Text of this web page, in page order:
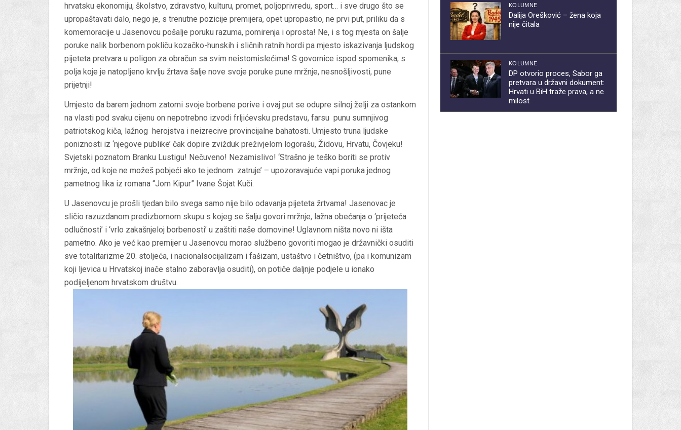
hrvatsku ekonomiju, školstvo, zdravstvo, kulturu, promet, poljoprivredu, sport… i sve drugo što se
upropaštavati dalo, nego je, s trenutne pozicije premijera, opet upropastio, ne prvi put, priliku da s
komemoracije u Jasenovcu pošalje poruku razuma, pomirenja i oprosta! Ne, i s tog mjesta on šalje
poruke nalik borbenom pokliču kozačko-hunskih i sličnih ratnih hordi pa mjesto iskazivanja ljudskog
pijeteta pretvara u poligon za obračun sa svim neistomislećima! S govornice ispod spomenika, s
polja koje je natopljeno krvlju žrtava šalje nove svoje poruke pune mržnje, nesnošljivosti, pune
prijetnji!
Umjesto da barem jednom zatomi svoje borbene porive i ovaj put se odupre silnoj želji za ostankom
na vlasti pod svaku cijenu on nepotrebno izvodi frljićevsku predstavu, farsu punu sumnjivog
patriotskog kiča, lažnog herojstva i neizrecive provincijalne bahatosti. Umjesto truna ljudske
poniznosti iz ‘njegove publike’ čak dopire zvižduk preživjelom logorašu, Židovu, Hrvatu, Čovjeku!
Svjetski poznatom Branku Lustigu! Nečuveno! Nezamislivo! ‘Strašno je teško boriti se protiv
mržnje, od koje ne možeš pobjeći ako te jednom zatruje’ – upozoravajuće vapi poruka jednog
pametnog lika iz romana “Jom Kipur” Ivane Šojat Kuči.
U Jasenovcu je prošli tjedan bilo svega samo nije bilo odavanja pijeteta žrtvama! Jasenovac je
sličio razuzdanom predizbornom skupu s kojeg se šalju govori mržnje, lažna obećanja o ‘prijeteća
odlučnosti’ i ‘vrlo zakašnjeloj borbenosti’ u zaštiti naše domovine! Uglavnom ništa novo ni išta
pametno. Ako je već kao premijer u Jasenovcu morao službeno govoriti mogao je državnički osuditi
sve totalitarizme 20. stoljeća, i nacionalsocijalizam i fašizam, ustaštvo i četništvo, (pa i komunizam
koji ljevica u Hrvatskoj inače stalno zaboravlja osuditi), on potiče daljnje podjele u ionako
podijeljenom hrvatskom društvu.
KOLUMNE
Dalija Orešković – žena koja
nije čitala
KOLUMNE
DP otvorio proces, Sabor ga
pretvara u državni dokument:
Hrvati u BiH traže prava, a ne
milost